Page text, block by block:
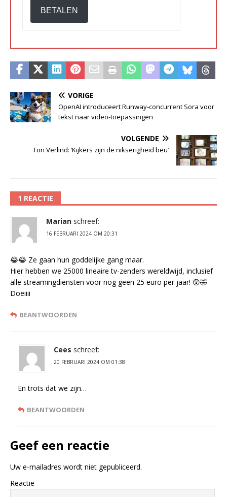
BETALEN
VORIGE
OpenAI introduceert Runway-concurrent Sora voor
tekst naar video-toepassingen
VOLGENDE
Ton Verlind: ‘Kijkers zijn de nikserigheid beu’
1 REACTIE
Marian schreef:
16 FEBRUARI 2024 OM 20:31
😂😂 Ze gaan hun goddelijke gang maar.
Hier hebben we 25000 lineaire tv-zenders wereldwijd, inclusief
alle streamingdiensten voor nog geen 25 euro per jaar! 😲🤣
Doeiiii
BEANTWOORDEN
Cees schreef:
20 FEBRUARI 2024 OM 01:38
En trots dat we zijn…
BEANTWOORDEN
Geef een reactie
Uw e-mailadres wordt niet gepubliceerd.
Reactie